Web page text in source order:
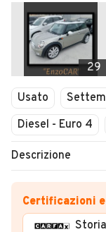
29
Usato
Diesel - Euro 4
Descrizione
Certificazioni